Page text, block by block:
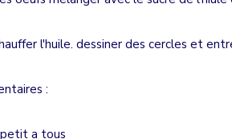
l'huile. dessiner des cercles et
:
a tous